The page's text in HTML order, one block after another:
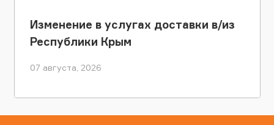
Изменение в услугах доставки в/из
Республики Крым
07 августа, 2026